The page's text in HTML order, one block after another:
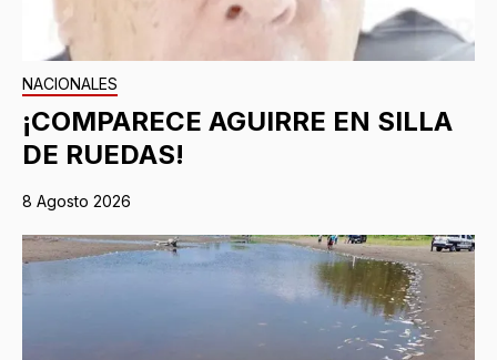
NACIONALES
¡COMPARECE AGUIRRE EN SILLA
DE RUEDAS!
8 Agosto 2026